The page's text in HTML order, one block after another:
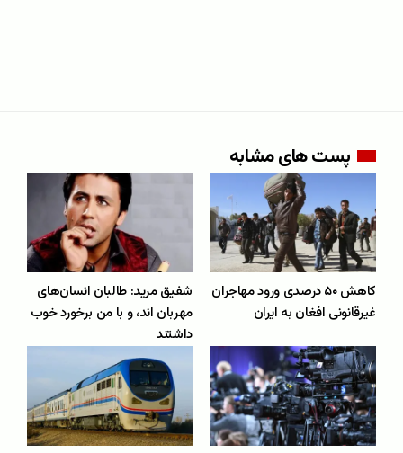
پست های مشابه
کاهش ۵۰ درصدی ورود مهاجران
غیرقانونی افغان به ایران
شفیق مرید: طالبان انسان‌های
مهربان اند، و با من برخورد خوب
داشتند